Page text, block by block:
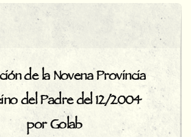
de la Novena Provincia
del Padre del 12/2004
por Golab